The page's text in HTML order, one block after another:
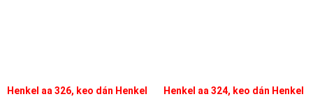
Henkel aa 326, keo dán Henkel
Henkel aa 324, keo dán Henkel